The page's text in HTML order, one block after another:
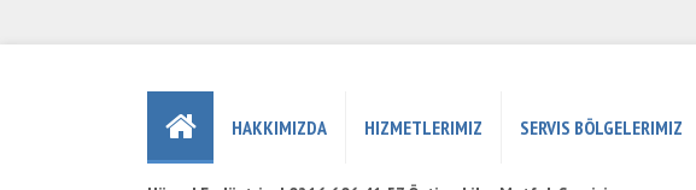
HAKKIMIZDA HIZMETLERIMIZ SERVIS BÖLGELERIMIZ